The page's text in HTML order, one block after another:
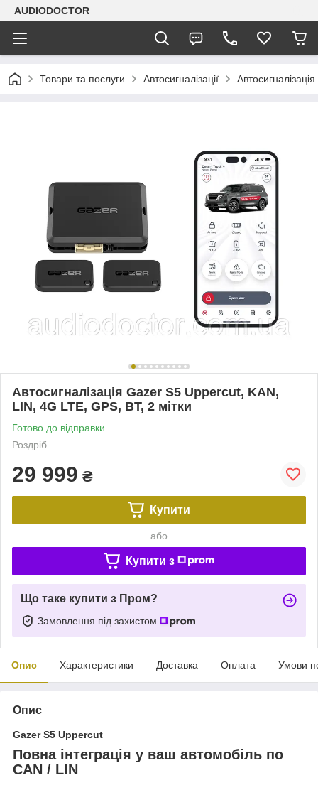
AUDIODOCTOR
Товари та послуги Автосигналізації
Автосигналізація Gazer S5 Uppercut, KAN,
LIN, 4G LTE, GPS, BT, 2 мітки
Готово до відправки
Роздріб
29 999 ₴
Купити
або
Купити з
Що таке купити з Пром?
Замовлення під захистом
Опис Характеристики Доставка Оплата Умови
Опис
Gazer S5 Uppercut
Повна інтеграція у ваш автомобіль по
CAN / LIN